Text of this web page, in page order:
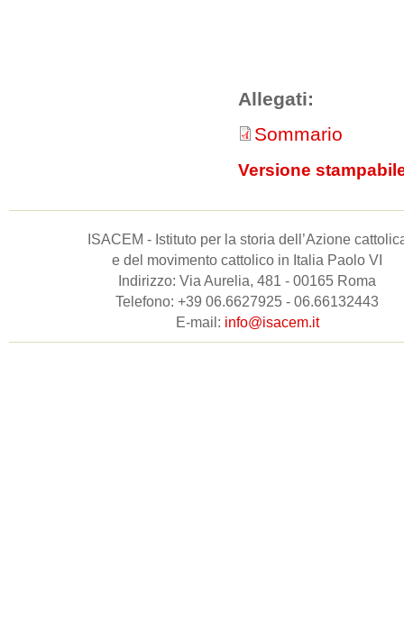
Allegati:
Sommario
Versione
ISACEM - Istituto per la storia dell’Azione
e del movimento cattolico in Italia Paolo VI
Indirizzo: Via Aurelia, 481 - 00165 Roma
Telefono: +39 06.6627925 - 06.66132443
E-mail: info@isacem.it